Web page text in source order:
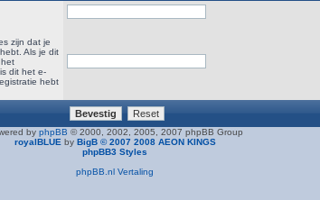
zijn dat je
Als je dit
dit het e-
hebt
by phpBB © 2000, 2002, 2005, 2007 phpBB Group
royalBLUE by BigB © 2007 2008 AEON KINGS
phpBB3 Styles
phpBB.nl Vertaling